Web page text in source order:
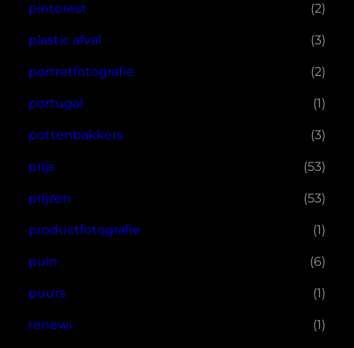
pinterest (2)
plastic afval (3)
portretfotografie (2)
portugal (1)
pottenbakkers (3)
prijs (53)
prijzen (53)
productfotografie (1)
puin (6)
puurs (1)
renewi (1)